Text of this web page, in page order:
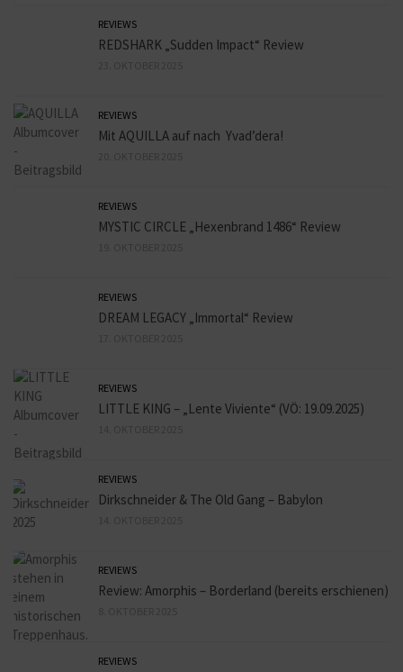
REVIEWS
REDSHARK „Sudden Impact“ Review
REVIEWS
Mit AQUILLA auf nach Yvad’dera!
REVIEWS
MYSTIC CIRCLE „Hexenbrand 1486“ Review
REVIEWS
DREAM LEGACY „Immortal“ Review
REVIEWS
LITTLE KING – „Lente Viviente“ (VÖ: 19.09.2025)
REVIEWS
Dirkschneider & The Old Gang – Babylon
REVIEWS
Review: Amorphis – Borderland (bereits erschienen)
REVIEWS